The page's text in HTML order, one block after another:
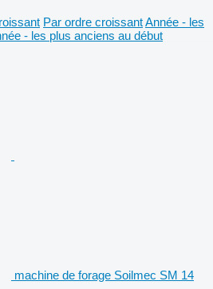
Par ordre croissantAnnée - les
- les plus anciens au début
machine de forage Soilmec SM 14